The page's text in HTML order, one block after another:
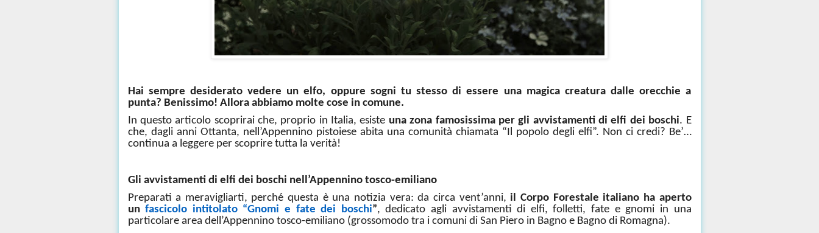
Hai sempre desiderato vedere un elfo, oppure sogni tu stesso di essere una magica creatura dalle orecchie a
punta? Benissimo! Allora abbiamo molte cose in comune.
In questo articolo scoprirai che, proprio in Italia, esiste una zona famosissima per gli avvistamenti di elfi dei boschi. E
che, dagli anni Ottanta, nell’Appennino pistoiese abita una comunità chiamata “Il popolo degli elfi”. Non ci credi? Be’…
continua a leggere per scoprire tutta la verità!
Gli avvistamenti di elfi dei boschi nell’Appennino tosco-emiliano
Preparati a meravigliarti, perché questa è una notizia vera: da circa vent’anni, il Corpo Forestale italiano ha aperto
unfascicolo intitolato “Gnomi e fate dei boschi”, dedicato agli avvistamenti di elfi, folletti, fate e gnomi in una
particolare area dell’Appennino tosco-emiliano (grossomodo tra i comuni di San Piero in Bagno e Bagno di Romagna).